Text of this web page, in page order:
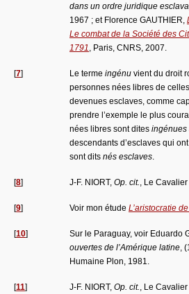
dans un ordre juridique
1967 ; et Florence GAUTHIER,
Le combat de la Société des
1791
, Paris, CNRS, 2007.
[7] Le terme ingénu vient du droit
personnes nées libres de
devenues esclaves, comme
prendre l’exemple le plus
nées libres sont dites ingénues
descendants d’esclaves qui
sont dits nés esclaves
[8] J-F. NIORT, Op. cit. , Le
[9] Voir mon étude L’aristocratie
[10] Sur le Paraguay, voir Eduardo
ouvertes de l’Amérique latine ,
Humaine Plon, 1981.
[11] J-F. NIORT, Op. cit. , Le